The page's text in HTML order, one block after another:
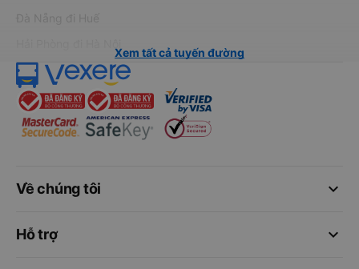
Đà Nẵng đi Huế
Xem tất cả tuyến đường
keyboard_arrow_down
Về chúng tôi
keyboard_arrow_down
Hỗ trợ